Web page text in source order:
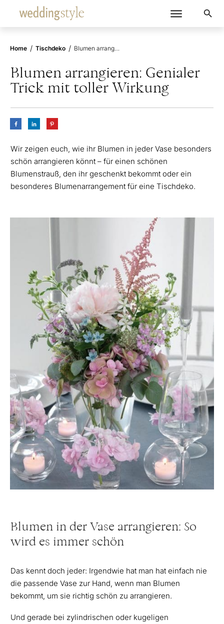
Home / Tischdeko / Blumen arrangieren: Genialer Trick mit toller Wirkung
Blumen arrangieren: Genialer
Trick mit toller Wirkung
Wir zeigen euch, wie ihr Blumen in jeder Vase besonders
schön arrangieren könnt – für einen schönen
Blumenstrauß, den ihr geschenkt bekommt oder ein
besonderes Blumenarrangement für eine Tischdeko.
Blumen in der Vase arrangieren: So
wird es immer schön
Das kennt doch jeder: Irgendwie hat man hat einfach nie
die passende Vase zur Hand, wenn man Blumen
bekommt, um sie richtig schön zu arrangieren.
Und gerade bei zylindrischen oder kugeligen